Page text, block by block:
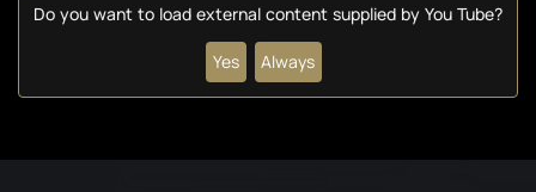
Do you want to load external content supplied by You Tube?
Yes Always